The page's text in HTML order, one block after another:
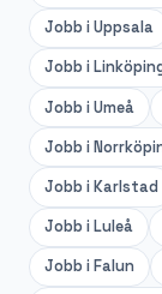
Jobb iUppsala
Jobb i
Jobb iUmeå
Jobb i
Jobb iKarlstad
Jobb iLuleå
Jobb iFalun